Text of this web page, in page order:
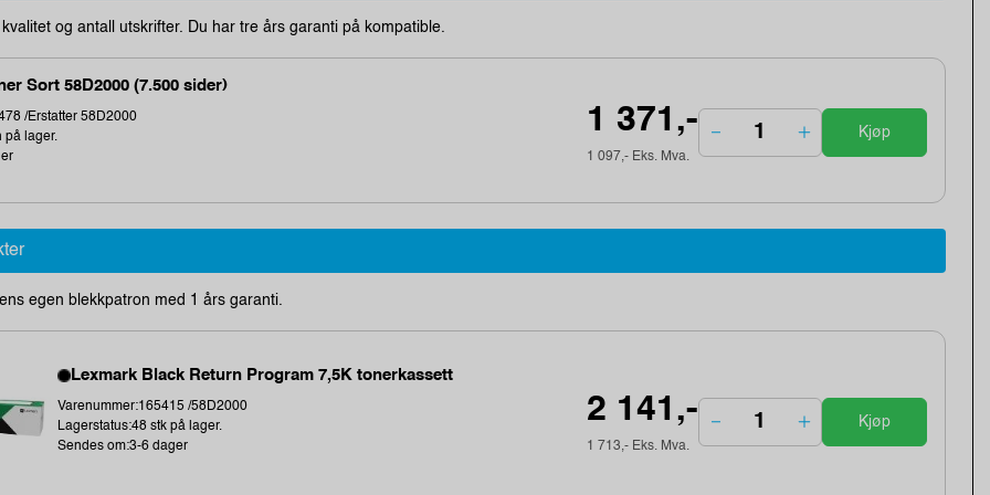
og antall utskrifter. Du har tre års garanti på kompatible.
Sort 58D2000 (7.500 sider)
/Erstatter 58D2000
på lager.
1 371,-
1 097,- Eks. Mva.
Kjøp
egen blekkpatron med 1 års garanti.
Lexmark Black Return Program 7,5K tonerkassett
Varenummer:165415 /58D2000
Lagerstatus:48 stk på lager.
Sendes om:3-6 dager
2 141,-
1 713,- Eks. Mva.
Kjøp